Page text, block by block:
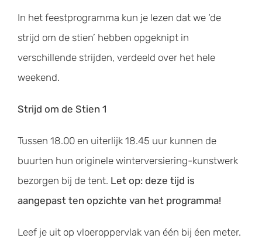
In het feestprogramma kun je lezen dat we ‘de
strijd om de stien’ hebben opgeknipt in
verschillende strijden, verdeeld over het hele
weekend.
Strijd om de Stien 1
Tussen 18.00 en uiterlijk 18.45 uur kunnen de
buurten hun originele winterversiering-kunstwerk
bezorgen bij de tent. Let op: deze tijd is
aangepast ten opzichte van het programma!
Leef je uit op vloeroppervlak van één bij éen meter.